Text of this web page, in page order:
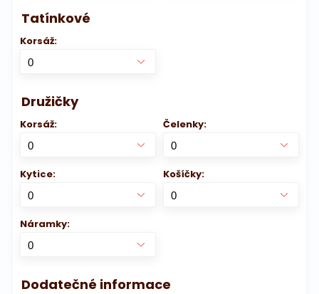
Tatínkové
Korsáž:
Družičky
Korsáž:
Kytice:
Náramky:
Čelenky:
Košíčky:
Dodatečné informace